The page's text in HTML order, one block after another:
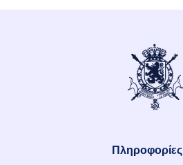
Πληροφορίες